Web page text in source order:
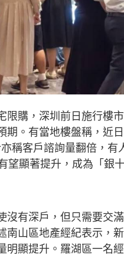
購，深圳前日施行樓
。有當地樓盤稱，近
稱客戶諮詢量翻倍，有
望顯著提升，成為「銀
沒有深戶，但只需要交
山區地產經紀表示，
顯提升。羅湖區一名